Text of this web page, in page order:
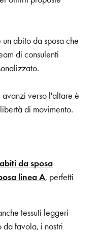
abito da sposa che
di consulenti
verso l'altare è
di movimento.
abiti da sposa
linea A, perfetti
tessuti leggeri
da favola, i nostri